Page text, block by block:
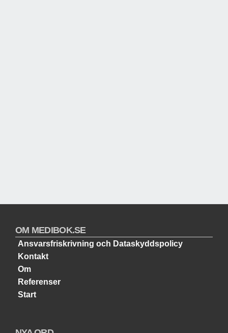
OM MEDIBOK.SE
Ansvarsfriskrivning och Dataskyddspolicy
Kontakt
Om
Referenser
Start